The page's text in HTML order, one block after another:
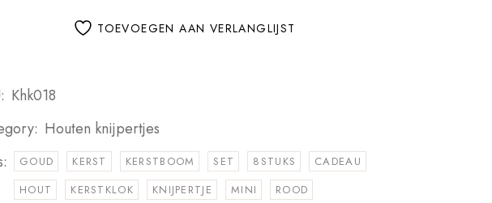
TOEVOEGEN AAN VERLANGLIJST
Khk018
Houten knijpertjes
GOUD KERST KERSTBOOM SET 8STUKS
CADEAU
HOUT
KERSTKLOK KNIJPERTJE MINI
ROOD